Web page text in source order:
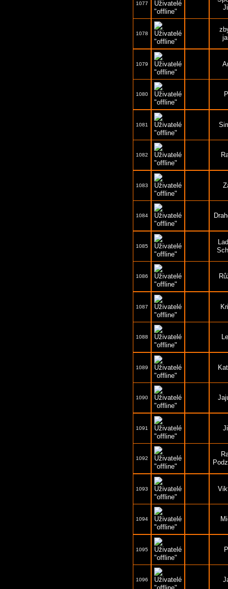
1077
1078
1079
1080
1081
1082
1083
1084
1085
1086
1087
1088
1089
1090
1091
1092
1093
1094
1095
1096